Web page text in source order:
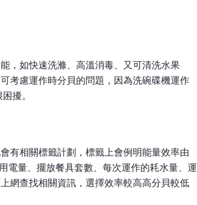
，如快速洗滌、高溫消毒、又可清洗水果
可考慮運作時分貝的問題，因為洗碗碟機運作
擾。
有相關標籤計劃，標籤上會例明能量效率由
電量、擺放餐具套數、每次運作的耗水量、運
網查找相關資訊，選擇效率較高高分貝較低